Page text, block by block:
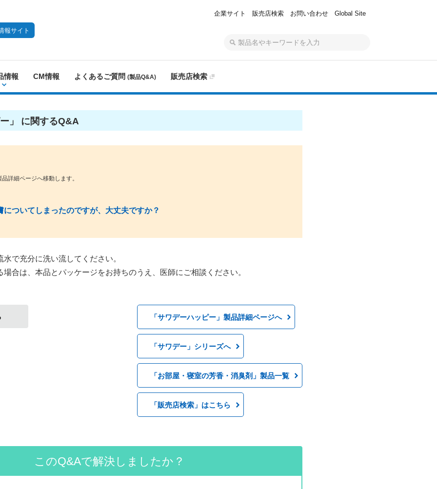
報サイト
企業サイト 販売店検索 お問い合わせ Global Site
情報 CM情報 よくあるご質問 (製品Q&A) 販売店検索
」 に関するQ&A
詳細ページへ移動します。
についてしまったのですが、大丈夫ですか？
水で充分に洗い流してください。
場合は、本品とパッケージをお持ちのうえ、医師にご相談ください。
「サワデーハッピー」製品詳細ページへ
「サワデー」シリーズへ
「お部屋・寝室の芳香・消臭剤」製品一覧
「販売店検索」はこちら
このQ&Aで解決しましたか？